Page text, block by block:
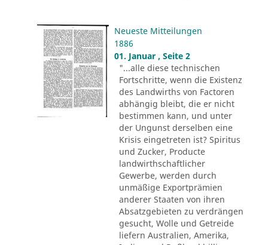
Neueste Mitteilungen
1886
01. Januar , Seite 2
"...alle diese technischen
Fortschritte, wenn die Existenz
des Landwirths von Factoren
abhängig bleibt, die er nicht
bestimmen kann, und unter
der Ungunst derselben eine
Krisis eingetreten ist? Spiritus
und Zucker, Producte
landwirthschaftlicher
Gewerbe, werden durch
unmäßige Exportprämien
anderer Staaten von ihren
Absatzgebieten zu verdrängen
gesucht, Wolle und Getreide
liefern Australien, Amerika,